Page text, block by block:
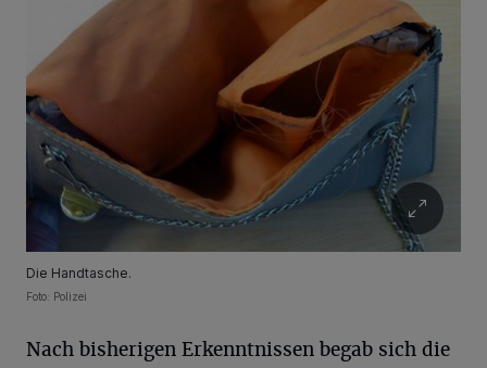
Die Handtasche.
Foto: Polizei
Nach bisherigen Erkenntnissen begab sich die